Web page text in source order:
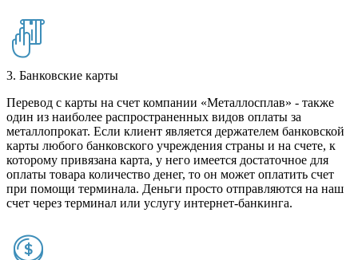
3. Банковские карты
Перевод с карты на счет компании «Металлосплав» - также
один из наиболее распространенных видов оплаты за
металлопрокат. Если клиент является держателем банковской
карты любого банковского учреждения страны и на счете, к
которому привязана карта, у него имеется достаточное для
оплаты товара количество денег, то он может оплатить счет
при помощи терминала. Деньги просто отправляются на наш
счет через терминал или услугу интернет-банкинга.